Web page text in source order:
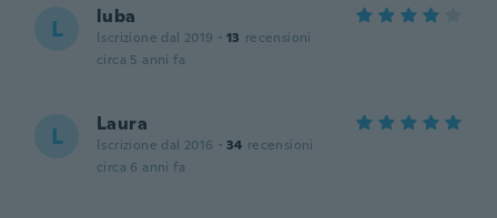
L luba
Iscrizione dal 2019 · 13 recensioni
circa 5 anni fa
L Laura
Iscrizione dal 2016 · 34 recensioni
circa 6 anni fa